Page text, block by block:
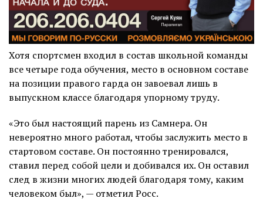
Хотя спортсмен входил в состав школьной команды
все четыре года обучения, место в основном составе
на позиции правого гардa он завоевал лишь в
выпускном классе благодаря упорному труду.
«Это был настоящий парень из Самнера. Он
невероятно много работал, чтобы заслужить место в
стартовом составе. Он постоянно тренировался,
ставил перед собой цели и добивался их. Он оставил
след в жизни многих людей благодаря тому, каким
человеком был», — отметил Росс.